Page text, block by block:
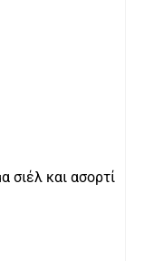
σιέλ και ασορτί